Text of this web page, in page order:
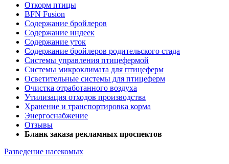
Откорм птицы
BFN Fusion
Содержание бройлеров
Содержание индеек
Содержание уток
Содержание бройлеров родительского стада
Системы управления птицефермой
Системы микроклимата для птицеферм
Осветительные системы для птицеферм
Очистка отработанного воздуха
Утилизация отходов производства
Хранение и транспортировка корма
Энергоснабжение
Отзывы
Бланк заказа рекламных проспектов
Разведение насекомых